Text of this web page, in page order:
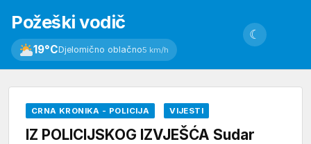
Požeški vodič
19°CDjelomično oblačno5 km/h
☾
CRNA KRONIKA - POLICIJA VIJESTI
IZ POLICIJSKOG IZVJEŠĆA Sudar